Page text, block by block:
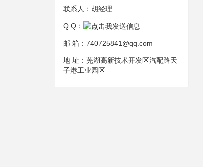
联系人： 胡经理
Q Q：
邮 箱： 740725841@qq.com
地 址： 芜湖高新技术开发区汽配路天
子港工业园区